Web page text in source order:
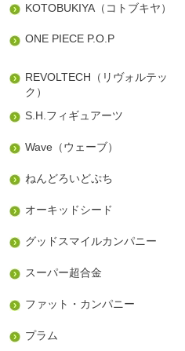
KOTOBUKIYA（コトブキヤ）
ONE PIECE P.O.P
REVOLTECH（リヴォルテッ
ク）
S.H.フィギュアーツ
Wave（ウェーブ）
ねんどろいどぷち
オーキッドシード
グッドスマイルカンパニー
スーパー超合金
ファット・カンパニー
プラム